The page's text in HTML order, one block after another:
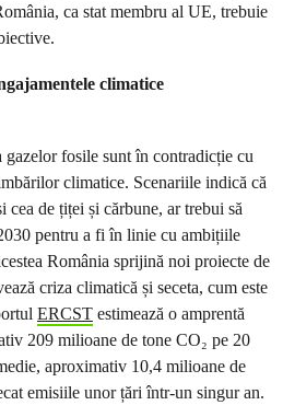
ca stat membru al UE, trebuie
climatice
fosile sunt în contradicție cu
climatice. Scenariile indică că
cea de țiței și cărbune, ar trebui să
pentru a fi în linie cu ambițiile
România sprijină noi proiecte de
criza climatică și seceta, cum este
ERCST estimează o amprentă
209 milioane de tone CO₂ pe 20
aproximativ 10,4 milioane de
emisiile unor țări într-un singur an.